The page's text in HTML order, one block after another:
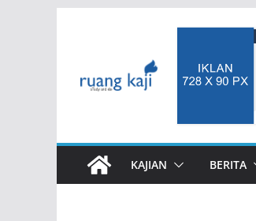
KAJIAN BERITA